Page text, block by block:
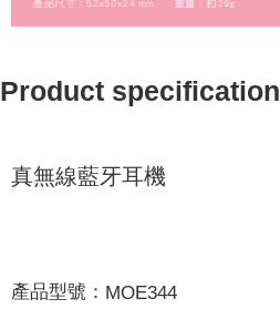
Product specification
真無線藍牙耳機
產品型號： MOE344